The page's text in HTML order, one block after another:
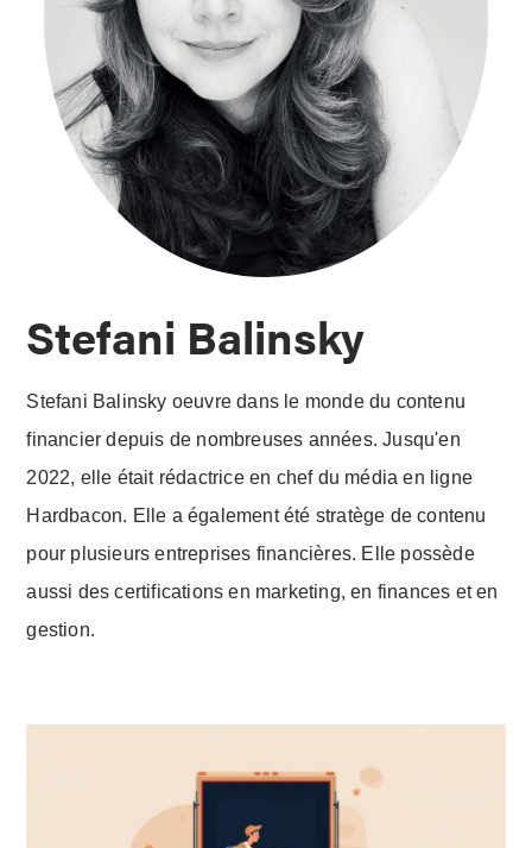
Stefani Balinsky
Stefani Balinsky oeuvre dans le monde du contenu
financier depuis de nombreuses années. Jusqu'en
2022, elle était rédactrice en chef du média en ligne
Hardbacon. Elle a également été stratège de contenu
pour plusieurs entreprises financières. Elle possède
aussi des certifications en marketing, en finances et en
gestion.